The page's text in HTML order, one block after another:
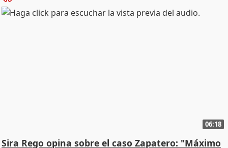
06:18
Sira Rego opina sobre el caso Zapatero: "Máximo